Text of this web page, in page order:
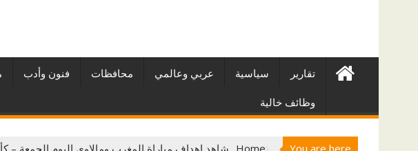
تقارير سياسية عربي وعالمي محافظات فنون وأدب
وظائف خالية
You are here
Home شاهد اهداف مباراة المغرب ومالاوي اليوم الجمعة – كأس